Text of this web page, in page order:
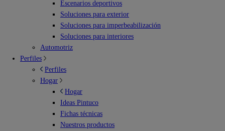
Escenarios deportivos
Soluciones para exterior
Soluciones para imperbeabilización
Soluciones para interiores
Automotriz
Perfiles
Perfiles
Hogar
Hogar
Ideas Pintuco
Fichas técnicas
Nuestros productos